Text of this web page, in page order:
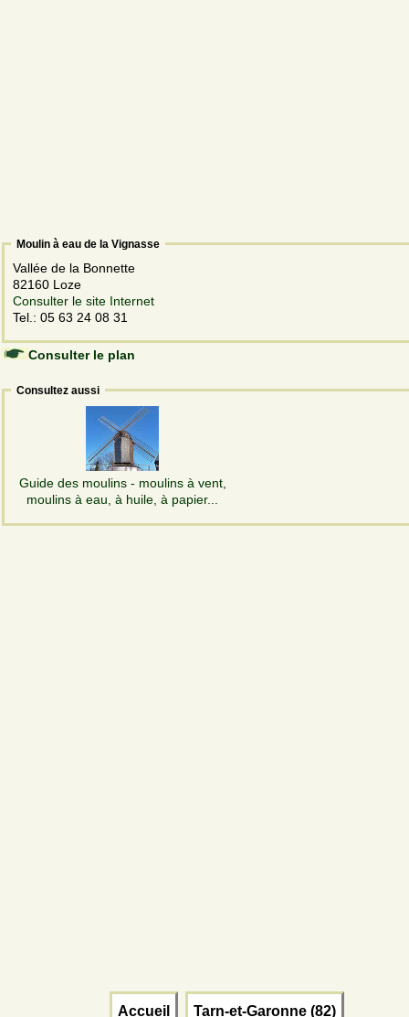
Moulin à eau de la Vignasse
Vallée de la Bonnette
82160 Loze
Consulter le site Internet
Tel.: 05 63 24 08 31
Consulter le plan
Consultez aussi
Guide des moulins - moulins à vent,
moulins à eau, à huile, à papier...
Accueil Tarn-et-Garonne (82)